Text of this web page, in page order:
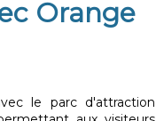
Orange
le parc d'attraction